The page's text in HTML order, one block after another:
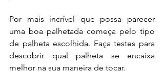
Por mais incrível que possa parecer
uma boa palhetada começa pelo tipo
de palheta escolhida. Faça testes para
descobrir qual palheta se encaixa
melhor na sua maneira de tocar.